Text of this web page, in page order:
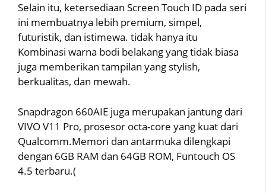
Selain itu, ketersediaan Screen Touch ID pada seri
ini membuatnya lebih premium, simpel,
futuristik, dan istimewa. tidak hanya itu
Kombinasi warna bodi belakang yang tidak biasa
juga memberikan tampilan yang stylish,
berkualitas, dan mewah.
Snapdragon 660AIE juga merupakan jantung dari
VIVO V11 Pro, prosesor octa-core yang kuat dari
Qualcomm.Memori dan antarmuka dilengkapi
dengan 6GB RAM dan 64GB ROM, Funtouch OS
4.5 terbaru.(